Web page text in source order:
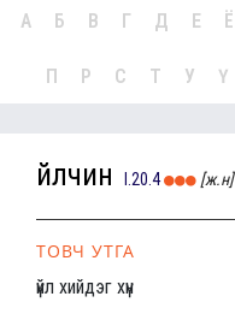
А Б В Г Д Е Ё
П Р С Т У Ү
үйлчин I.20.4 [ж.н]
ТОВЧ УТГА
үйл хийдэг хүн